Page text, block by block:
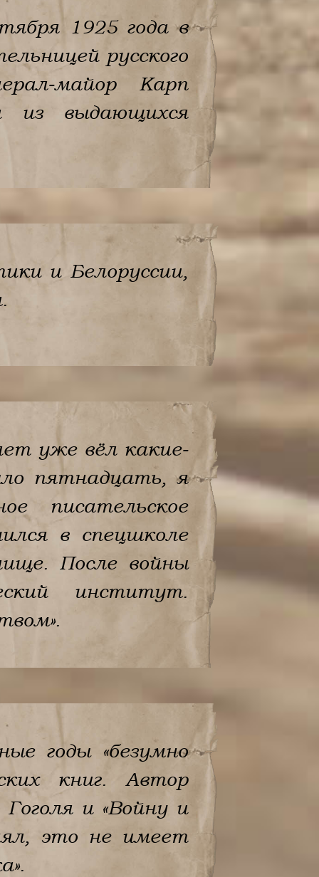
1925 года в
русского
майор Карп
из выдающихся
и Белоруссии,
уже вёл какие-
пятнадцать, я
писательское
в спецшколе
После войны
институт.
годы «безумно
книг. Автор
и «Войну и
это не имеет